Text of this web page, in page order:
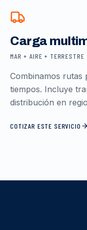
Carga
MAR + AIRE + TERRESTRE
Combinamos rutas
tiempos. Incluye
distribución en
COTIZAR ESTE SERVICIO